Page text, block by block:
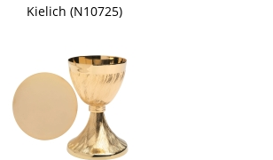
Kielich (N10725)